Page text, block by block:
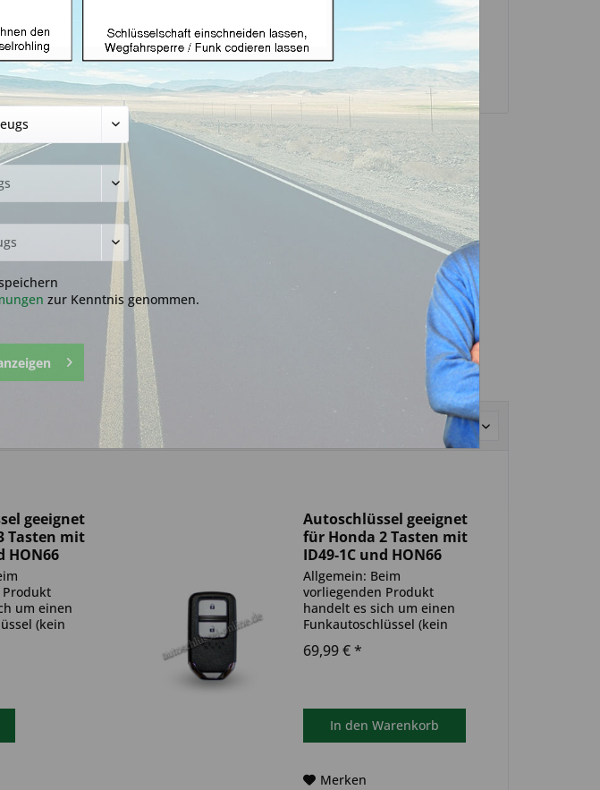
ohne Funk
Autoschlüsselgehäuse und
Zubehör
Transponder
geeignet
Tasten mit
HON66
Produkt)
um einen
(kein
eine
darauf,
Autoschlüssel geeignet
für Honda 2 Tasten mit
ID49-1C und HON66
(Aftermarket Produkt)
Allgemein: Beim
vorliegenden Produkt
handelt es sich um einen
Funkautoschlüssel (kein
Wegfahrsperre
verbaut. Bitte achte darauf,
dass der Autoschlüssel
69,99 € *
In den Warenkorb
Merken
zur Kenntnis genommen.